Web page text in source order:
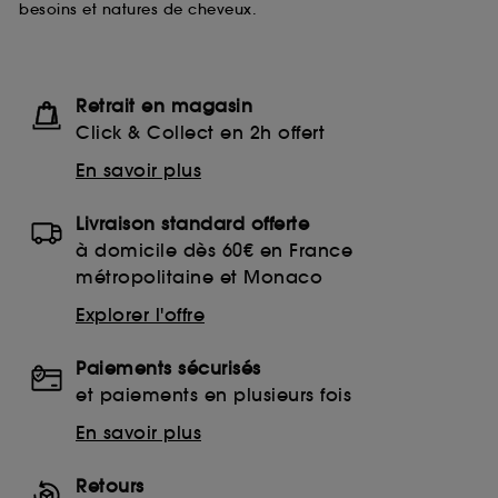
besoins et natures de cheveux.
Retrait en magasin
Click & Collect en 2h offert
En savoir plus
Livraison standard offerte
à domicile dès 60€ en France
métropolitaine et Monaco
Explorer l'offre
Paiements sécurisés
et paiements en plusieurs fois
En savoir plus
Retours